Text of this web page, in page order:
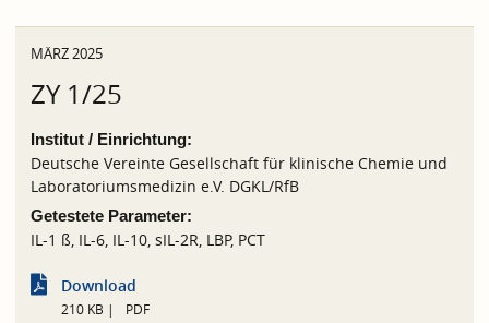
MÄRZ 2025
ZY 1/25
Institut / Einrichtung:
Deutsche Vereinte Gesellschaft für klinische Chemie und
Laboratoriumsmedizin e.V. DGKL/RfB
Getestete Parameter:
IL-1 ß, IL-6, IL-10, sIL-2R, LBP, PCT
Download
210 KB PDF